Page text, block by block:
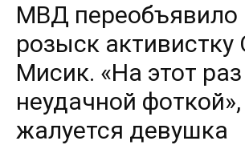
МВД переобъявило
розыск активистку
Мисик. «На этот
неудачной
жалуется девушка